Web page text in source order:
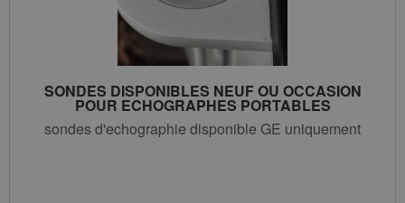
SONDES DISPONIBLES NEUF OU OCCASION
POUR ECHOGRAPHES PORTABLES
sondes d'echographie disponible GE uniquement